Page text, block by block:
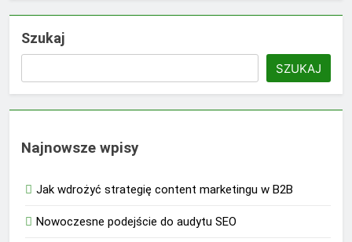
Szukaj
SZUKAJ
Najnowsze wpisy
Jak wdrożyć strategię content marketingu w B2B
Nowoczesne podejście do audytu SEO